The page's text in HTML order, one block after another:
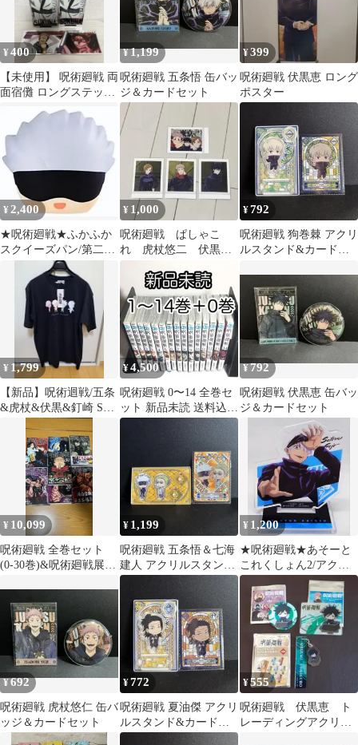
¥400
【未使用】 呪術廻戦 両
面宿儺 ロングステッカ
ー ステッカー シール
¥1,199
呪術廻戦 五条悟 缶バッ
ジ＆カードセット
¥399
呪術廻戦 伏黒恵 ロング
ポスター
¥2,400
★呪術廻戦★ふかふか
スクイーズパン/第二弾
★五条悟★新品★
¥ 1,000
呪術廻戦 ぱしゃこ
れ 虎杖悠二 伏黒
恵 釘崎野薔薇 4枚
セット
¥792
呪術廻戦 狗巻棘 アクリ
ルスタンド&カードセ
¥ 1,799
【新品】呪術迴戦/五条
&虎杖&伏黒&釘崎 SD
キャラ集合プリントT
シャツLサイズ
¥4,500
呪術廻戦 0〜14 全巻セ
ット 新品未読 送料込み
匿名発送
¥792
呪術廻戦 伏黒恵 缶バッ
ジ＆カードセット
¥ 10,099
呪術廻戦 全巻セット
(0-30巻)&呪術廻戦展グ
¥ 1,199
呪術廻戦 五条悟＆七海
建人 アクリルスタンド
&カードセット
¥ 1,200
★呪術廻戦★あそーと
これくしょん2/アクリ
ルスタンド★五条悟★
新品未開封★
¥692
呪術廻戦 虎杖悠仁 缶バ
ッジ＆カードセット
¥772
呪術廻戦 夏油傑 アクリ
ルスタンド&カードセ
ット
¥555
呪術廻戦 伏黒恵 ト
レーディングアクリル